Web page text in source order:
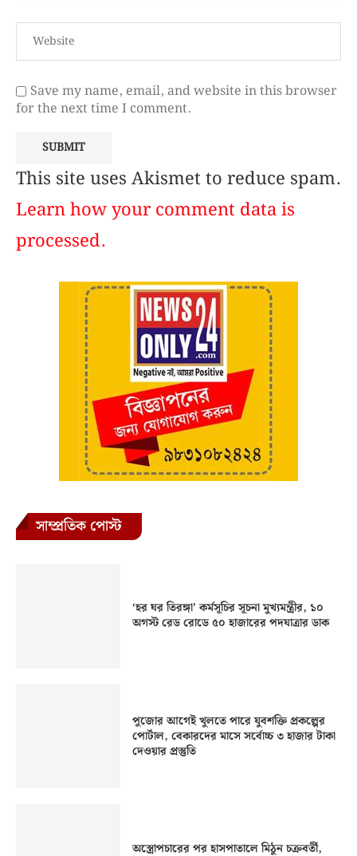
Save my name, email, and website in this browser
for the next time I comment.
This site uses Akismet to reduce spam.
Learn how your comment data is
processed.
সাম্প্রতিক পোস্ট
‘হর ঘর তিরঙ্গা’ কর্মসূচির সূচনা মুখ্যমন্ত্রীর, ১০
অগস্ট রেড রোডে ৫০ হাজারের পদযাত্রার ডাক
পুজোর আগেই খুলতে পারে যুবশক্তি প্রকল্পের
পোর্টাল, বেকারদের মাসে সর্বোচ্চ ৩ হাজার টাকা
দেওয়ার প্রস্তুতি
অস্ত্রোপচারের পর হাসপাতালে মিঠুন চক্রবর্তী,